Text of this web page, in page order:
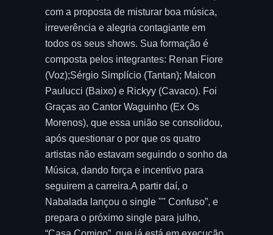
com a proposta de misturar boa música,
irreverência e alegria contagiante em
todos os seus shows. Sua formação é
composta pelos integrantes: Renan Fiore
(Voz);Sérgio Simplício (Tantan); Maicon
Paulucci (Baixo) e Rickyy (Cavaco). Foi
Graças ao Cantor Waguinho (Ex Os
Morenos), que essa união se consolidou,
após questionar o por que os quatro
artistas não estavam seguindo o sonho da
Música, dando força e incentivo para
seguirem a carreira.A partir daí, o
Nabalada lançou o single "" Confuso”, e
prepara o próximo single para julho,